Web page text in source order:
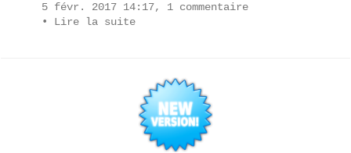
5 févr. 2017 14:17, 1 commentaire
• Lire la suite